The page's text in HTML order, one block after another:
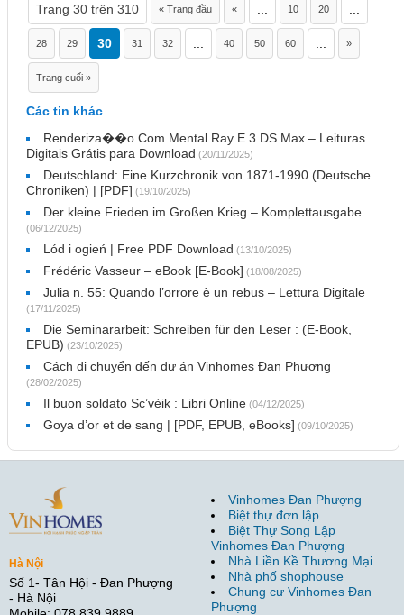
Trang 30 trên 310 « Trang đầu « 10 20
28 29 30 31 32 40 50 60 »
Trang cuối »
Các tin khác
Renderiza��o Com Mental Ray E 3 DS Max – Leituras
Digitais Grátis para Download (20/11/2025)
Deutschland: Eine Kurzchronik von 1871-1990 (Deutsche
Chroniken) | [PDF] (19/10/2025)
Der kleine Frieden im Großen Krieg – Komplettausgabe
(06/12/2025)
Lód i ogień | Free PDF Download (13/10/2025)
Frédéric Vasseur – eBook [E-Book] (18/08/2025)
Julia n. 55: Quando l’orrore è un rebus – Lettura Digitale
(17/11/2025)
Die Seminararbeit: Schreiben für den Leser : (E-Book,
EPUB) (23/10/2025)
Cách di chuyển đến dự án Vinhomes Đan Phượng
(28/02/2025)
Il buon soldato Sc’vèik : Libri Online (04/12/2025)
Goya d’or et de sang | [PDF, EPUB, eBooks] (09/10/2025)
Hà Nội
Số 1- Tân Hội - Đan Phượng
- Hà Nội
Vinhomes Đan Phượng
Biệt thự đơn lập
Biệt Thự Song Lập
Vinhomes Đan Phượng
Nhà Liền Kề Thương Mại
Nhà phố shophouse
Chung cư Vinhomes Đan
Phượng